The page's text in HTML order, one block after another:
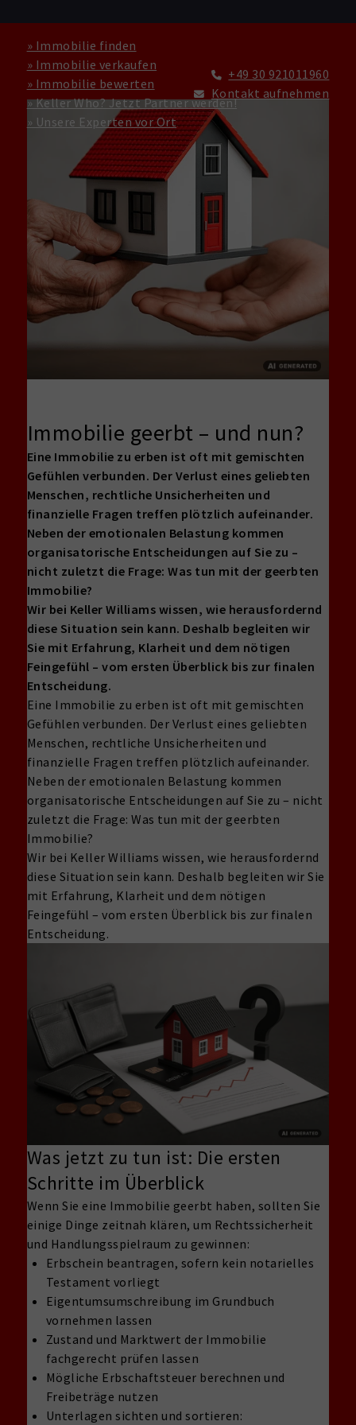
» Immobilie finden
» Immobilie verkaufen
» Immobilie bewerten
» Keller Who? Jetzt Partner werden!
» Unsere Experten vor Ort
+49 30 921011960
Kontakt aufnehmen
Immobilie geerbt – und nun?
Eine Immobilie zu erben ist oft mit gemischten
Gefühlen verbunden. Der Verlust eines geliebten
Menschen, rechtliche Unsicherheiten und
finanzielle Fragen treffen plötzlich aufeinander.
Neben der emotionalen Belastung kommen
organisatorische Entscheidungen auf Sie zu –
nicht zuletzt die Frage: Was tun mit der geerbten
Immobilie?
Wir bei Keller Williams wissen, wie herausfordernd
diese Situation sein kann. Deshalb begleiten wir
Sie mit Erfahrung, Klarheit und dem nötigen
Feingefühl – vom ersten Überblick bis zur finalen
Entscheidung.
Eine Immobilie zu erben ist oft mit gemischten
Gefühlen verbunden. Der Verlust eines geliebten
Menschen, rechtliche Unsicherheiten und
finanzielle Fragen treffen plötzlich aufeinander.
Neben der emotionalen Belastung kommen
organisatorische Entscheidungen auf Sie zu – nicht
zuletzt die Frage: Was tun mit der geerbten
Immobilie?
Wir bei Keller Williams wissen, wie herausfordernd
diese Situation sein kann. Deshalb begleiten wir Sie
mit Erfahrung, Klarheit und dem nötigen
Feingefühl – vom ersten Überblick bis zur finalen
Entscheidung.
Was jetzt zu tun ist: Die ersten
Schritte im Überblick
Wenn Sie eine Immobilie geerbt haben, sollten Sie
einige Dinge zeitnah klären, um Rechtssicherheit
und Handlungsspielraum zu gewinnen:
Erbschein beantragen, sofern kein notarielles
Testament vorliegt
Eigentumsumschreibung im Grundbuch
vornehmen lassen
Zustand und Marktwert der Immobilie
fachgerecht prüfen lassen
Mögliche Erbschaftsteuer berechnen und
Freibeträge nutzen
Unterlagen sichten und sortieren: